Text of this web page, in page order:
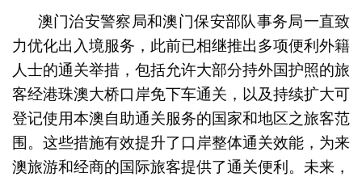
澳门治安警察局和澳门保安部队事务局一直致
力优化出入境服务，此前已相继推出多项便利外籍
人士的通关举措，包括允许大部分持外国护照的旅
客经港珠澳大桥口岸免下车通关，以及持续扩大可
登记使用本澳自助通关服务的国家和地区之旅客范
围。这些措施有效提升了口岸整体通关效能，为来
澳旅游和经商的国际旅客提供了通关便利。未来，